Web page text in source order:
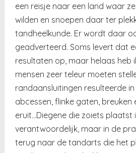
een reisje naar een land waar
wilden en snoepen daar ter
tandheelkunde. Er wordt daar
geadverteerd. Soms levert dat
resultaten op, maar helaas heb
mensen zeer teleur moeten
randaansluitingen resulteerde
abcessen, flinke gaten, breuken
eruit…Diegene die zoiets plaatst
verantwoordelijk, maar in de
terug naar de tandarts die het